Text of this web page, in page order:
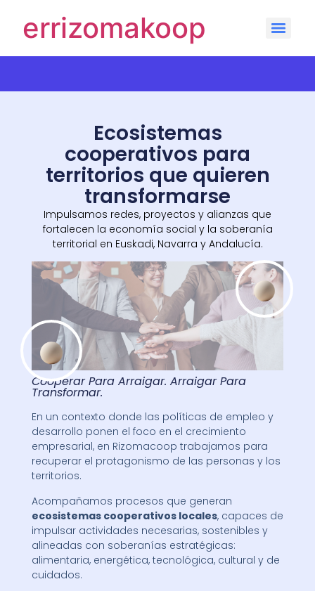
errizomakoop
Ecosistemas
cooperativos para
territorios que quieren
transformarse
Impulsamos redes, proyectos y alianzas que
fortalecen la economía social y la soberanía
territorial en Euskadi, Navarra y Andalucía.
Cooperar Para Arraigar. Arraigar Para
Transformar.
En un contexto donde las políticas de empleo y
desarrollo ponen el foco en el crecimiento
empresarial, en Rizomacoop trabajamos para
recuperar el protagonismo de las personas y los
territorios.
Acompañamos procesos que generan
ecosistemas cooperativos locales, capaces de
impulsar actividades necesarias, sostenibles y
alineadas con soberanías estratégicas:
alimentaria, energética, tecnológica, cultural y de
cuidados.